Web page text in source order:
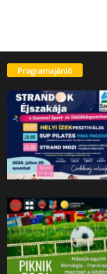
Programajánló